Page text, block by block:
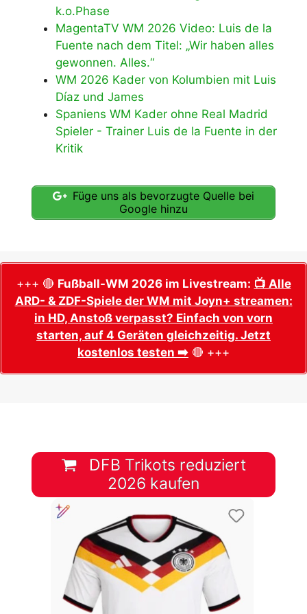
k.o.Phase
MagentaTV WM 2026 Video: Luis de la
Fuente nach dem Titel: „Wir haben alles
gewonnen. Alles.“
WM 2026 Kader von Kolumbien mit Luis
Díaz und James
Spaniens WM Kader ohne Real Madrid
Spieler - Trainer Luis de la Fuente in der
Kritik
Füge uns als bevorzugte Quelle bei
Google hinzu
+++ 🔴 Fußball-WM 2026 im Livestream: 📺 Alle
ARD- & ZDF-Spiele der WM mit Joyn+ streamen:
in HD, Anstoß verpasst? Einfach von vorn
starten, auf 4 Geräten gleichzeitig. Jetzt
kostenlos testen ➡️ 🔴 +++
DFB Trikots reduziert
2026 kaufen